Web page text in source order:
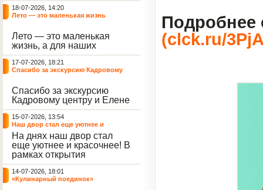
устроили масштабную
генеральную уборку
жилого корпуса.
которая собрала самых
любознательных
игры выступил наш
воспитанник - Константин
Н., который по праву носит
звание самого читающего
и эрудированного
участника наших
мероприятий.
18-07-2026, 14:20
Лето — это маленькая жизнь
Лето — это маленькая
жизнь, а для наших
воспитанниц оно
наполнено открытиями. В
один из теплых дней мы
пластилин, книги и конечно
же телефоны, чтобы
отправиться на небольшую
цветочную охоту в
ближайший луг.
17-07-2026, 18:21
Спасибо за экскурсию Кадровому
Спасибо за экскурсию
Кадровому центру и Елене
Романовне за тёплую
встречу.
15-07-2026, 13:54
Наш двор стал еще уютнее и
красочнее!
На днях наш двор стал
еще уютнее и красочнее! В
рамках открытия
Социальной гостиной
нашего Центра, перед
воспитанниками была
14-07-2026, 18:01
«Кулинарный поединок»
Подробнее
(clck.ru/